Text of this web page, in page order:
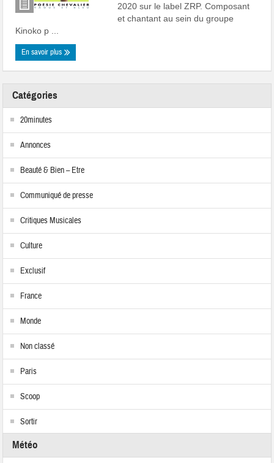
2020 sur le label ZRP. Composant
et chantant au sein du groupe
Kinoko p ...
En savoir plus
Catégories
20minutes
Annonces
Beauté & Bien – Etre
Communiqué de presse
Critiques Musicales
Culture
Exclusif
France
Monde
Non classé
Paris
Scoop
Sortir
Météo